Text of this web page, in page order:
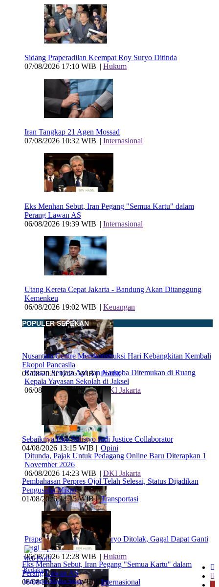
Sidang Praperadilan Keempat Roy Suryo Ditinda
07/08/2026 17:10 WIB || Hukum
Iran Tangkap 21 Agen Mossad
07/08/2026 10:32 WIB || Internasional
Eks Menhan Sebut, Iran Pegang "Semua Kartu" dalam
Perang Lawan AS
06/08/2026 19:39 WIB || Internasional
Utang Kereta Cepat Jakarta - Bandung Akan Ditanggung
Kemenkeu
06/08/2026 19:02 WIB || Keuangan
Ratusan Senjata Api dan Narkoba Ditemukan di Ruang
Kepala Yayasan Sekolah di Jaksel
06/08/2026 17:40 WIB || DKI Jakarta
Ditunda, Pajak Untuk Pedagang Online Baru Diterapkan 1
November 2026
06/08/2026 14:23 WIB || DKI Jakarta
Praperadilan Ketiga Roy Suryo Ditolak, Gagal Dapat Ganti
Rugi Rp 206 Juta
06/08/2026 12:28 WIB || Hukum
POPULER SEPEKAN
Nusantara Centre Merekonstruksi Hari Kebangkitan Kembali
Ekopol Pancasila
01/08/2026 12:26 WIB ||Politik
Sebaiknya Eko Sulistyo Jadi Justice Collaborator
04/08/2026 13:15 WIB || Opini
Pembahasan Perpres Ojol Telah Selesai, Status Dijadikan
Pengusaha Mikro
01/08/2026 14:15 WIB ||Transportasi
Eks Menhan Sebut, Iran Pegang "Semua Kartu" dalam
Perang Lawan AS
06/08/2026 19:39 WIB || Internasional
Web Profil
Redaksi
Pedoman Media Siber